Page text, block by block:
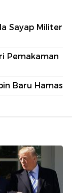
Sayap Militer
Pemakaman
Baru Hamas